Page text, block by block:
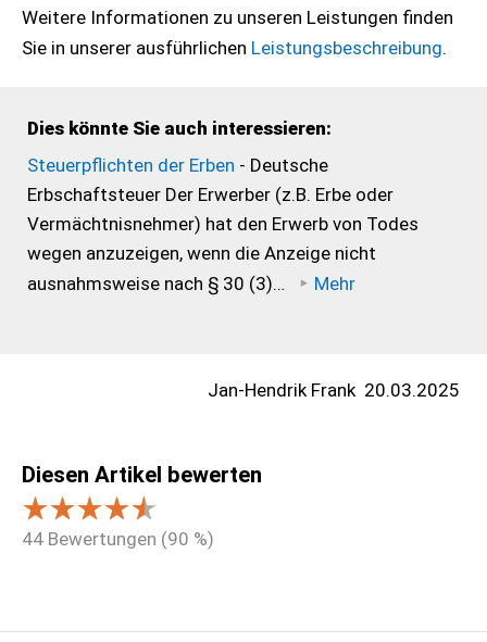
Weitere Informationen zu unseren Leistungen finden
Sie in unserer ausführlichen Leistungsbeschreibung.
Dies könnte Sie auch interessieren:
Steuerpflichten der Erben - Deutsche
Erbschaftsteuer Der Erwerber (z.B. Erbe oder
Vermächtnisnehmer) hat den Erwerb von Todes
wegen anzuzeigen, wenn die Anzeige nicht
ausnahmsweise nach § 30 (3)…
Mehr
Jan-Hendrik Frank 20.03.2025
Diesen Artikel bewerten
44 Bewertungen (90 %)